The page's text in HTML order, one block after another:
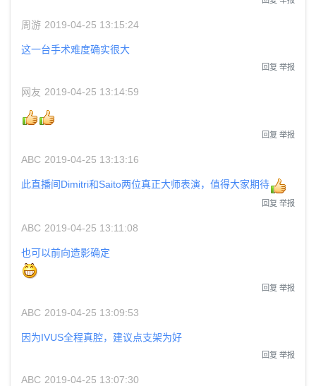
周游 2019-04-25 13:15:24
这一台手术难度确实很大
回复 举报
网友 2019-04-25 13:14:59
回复 举报
ABC 2019-04-25 13:13:16
此直播间Dimitri和Saito两位真正大师表演，值得大家期待
回复 举报
ABC 2019-04-25 13:11:08
也可以前向造影确定
回复 举报
ABC 2019-04-25 13:09:53
因为IVUS全程真腔，建议点支架为好
回复 举报
ABC 2019-04-25 13:07:30